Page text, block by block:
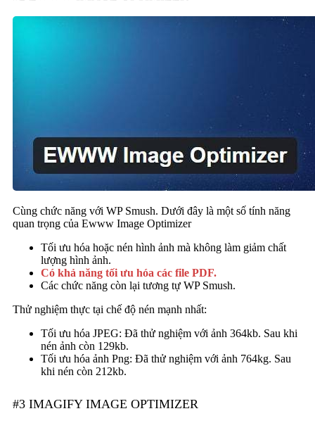
Cùng chức năng với WP Smush. Dưới đây là một số tính năng
quan trọng của Ewww Image Optimizer
Tối ưu hóa hoặc nén hình ảnh mà không làm giảm chất
lượng hình ảnh.
Có khả năng tối ưu hóa các file PDF.
Các chức năng còn lại tương tự WP Smush.
Thử nghiệm thực tại chế độ nén mạnh nhất:
Tối ưu hóa JPEG: Đã thử nghiệm với ảnh 364kb. Sau khi
nén ảnh còn 129kb.
Tối ưu hóa ảnh Png: Đã thử nghiệm với ảnh 764kg. Sau
khi nén còn 212kb.
#3 IMAGIFY IMAGE OPTIMIZER